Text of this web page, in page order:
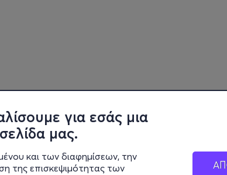
για εσάς μια
μας.
και των διαφημίσεων, την
της επισκεψιμότητας των